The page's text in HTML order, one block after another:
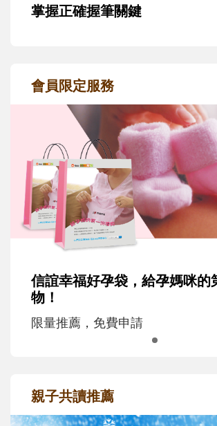
掌握正確握筆關鍵
會員限定服務
信誼幸福好孕袋，給孕媽咪的
物！
限量推薦，免費申請
親子共讀推薦